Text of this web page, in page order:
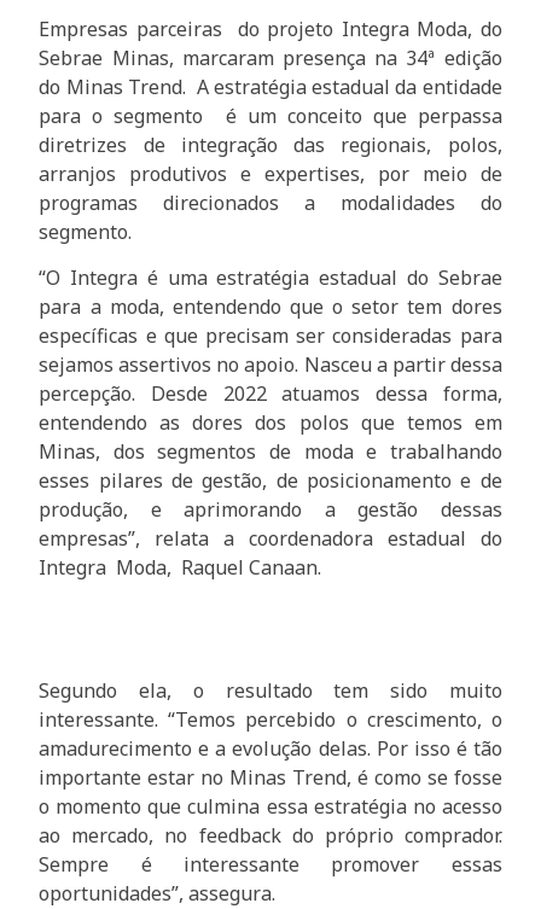
Empresas parceiras do projeto Integra Moda, do
Sebrae Minas, marcaram presença na 34ª edição
do Minas Trend. A estratégia estadual da entidade
para o segmento é um conceito que perpassa
diretrizes de integração das regionais, polos,
arranjos produtivos e expertises, por meio de
programas direcionados a modalidades do
segmento.
“O Integra é uma estratégia estadual do Sebrae
para a moda, entendendo que o setor tem dores
específicas e que precisam ser consideradas para
sejamos assertivos no apoio. Nasceu a partir dessa
percepção. Desde 2022 atuamos dessa forma,
entendendo as dores dos polos que temos em
Minas, dos segmentos de moda e trabalhando
esses pilares de gestão, de posicionamento e de
produção, e aprimorando a gestão dessas
empresas”, relata a coordenadora estadual do
Integra Moda, Raquel Canaan.
Segundo ela, o resultado tem sido muito
interessante. “Temos percebido o crescimento, o
amadurecimento e a evolução delas. Por isso é tão
importante estar no Minas Trend, é como se fosse
o momento que culmina essa estratégia no acesso
ao mercado, no feedback do próprio comprador.
Sempre é interessante promover essas
oportunidades”, assegura.